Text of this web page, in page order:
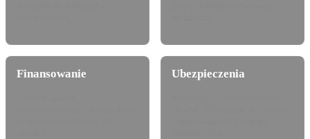
Finansowanie Ubezpieczenia